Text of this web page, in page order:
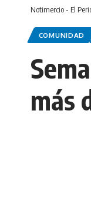
Notimercio - El
COMUNIDAD
más